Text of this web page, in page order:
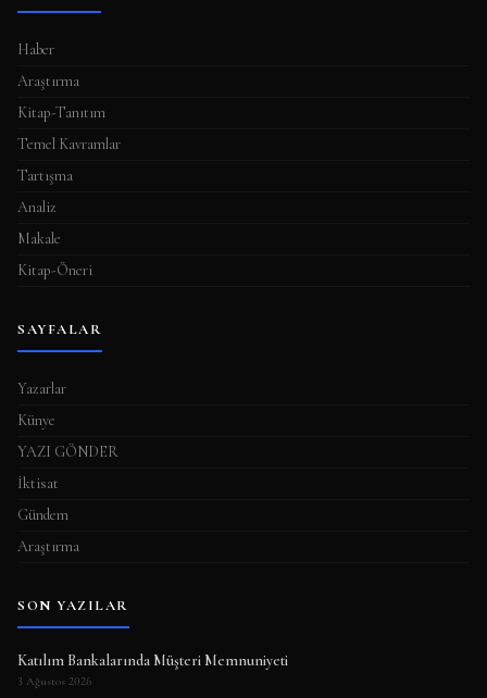
Haber
Araştırma
Kitap-Tanıtım
Temel Kavramlar
Tartışma
Analiz
Makale
Kitap-Öneri
SAYFALAR
Yazarlar
Künye
YAZI GÖNDER
İktisat
Gündem
Araştırma
SON YAZILAR
Katılım Bankalarında Müşteri Memnuniyeti
3 Ağustos 2026